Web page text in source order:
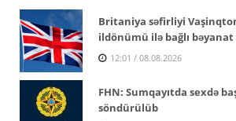
Britaniya səfirliyi
ildönümü ilə bağlı bəyanat
12:01 / 08.08.2026
FHN: Sumqayıtda sexdə
söndürülüb